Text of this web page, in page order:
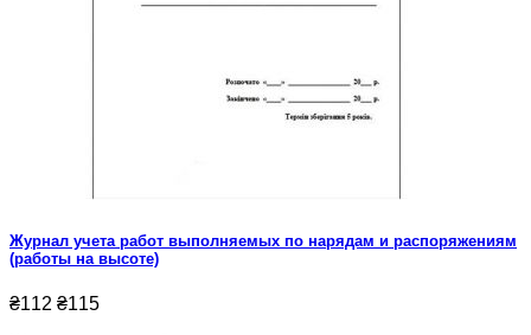
Журнал учета работ выполняемых по нарядам и распоряжениям
(работы на высоте)
₴112 ₴115